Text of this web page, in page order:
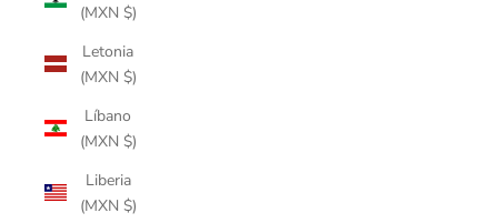
(MXN $)
Letonia
(MXN $)
Líbano
(MXN $)
Liberia
(MXN $)